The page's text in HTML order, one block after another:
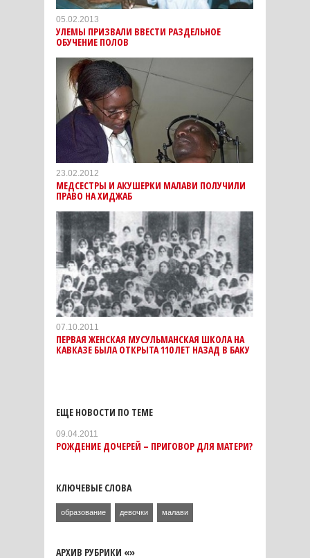
05.02.2013
УЛЕМЫ ПРИЗВАЛИ ВВЕСТИ РАЗДЕЛЬНОЕ
ОБУЧЕНИЕ ПОЛОВ
23.02.2012
МЕДСЕСТРЫ И АКУШЕРКИ МАЛАВИ ПОЛУЧИЛИ
ПРАВО НА ХИДЖАБ
07.10.2011
ПЕРВАЯ ЖЕНСКАЯ МУСУЛЬМАНСКАЯ ШКОЛА НА
КАВКАЗЕ БЫЛА ОТКРЫТА 110 ЛЕТ НАЗАД В БАКУ
ЕЩЕ НОВОСТИ ПО ТЕМЕ
09.04.2011
РОЖДЕНИЕ ДОЧЕРЕЙ – ПРИГОВОР ДЛЯ МАТЕРИ?
КЛЮЧЕВЫЕ СЛОВА
образование девочки малави
АРХИВ РУБРИКИ «»